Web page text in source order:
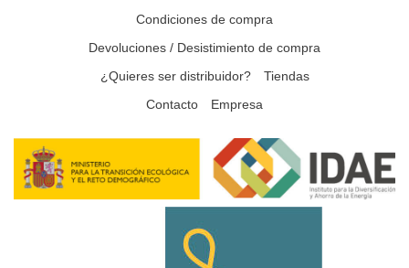
Condiciones de compra
Devoluciones / Desistimiento de compra
¿Quieres ser distribuidor?
Tiendas
Contacto
Empresa